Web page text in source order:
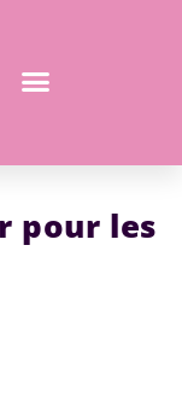
pour les